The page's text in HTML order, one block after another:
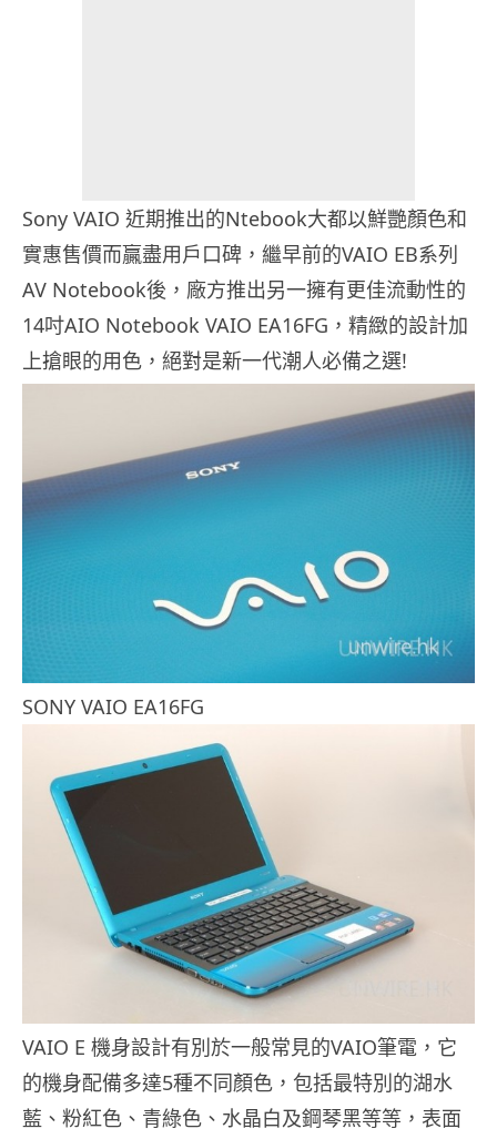
Sony VAIO 近期推出的Ntebook大都以鮮艷顏色和
實惠售價而贏盡用戶口碑，繼早前的VAIO EB系列
AV Notebook後，廠方推出另一擁有更佳流動性的
14吋AIO Notebook VAIO EA16FG，精緻的設計加
上搶眼的用色，絕對是新一代潮人必備之選!
SONY VAIO EA16FG
VAIO E 機身設計有別於一般常見的VAIO筆電，它
的機身配備多達5種不同顏色，包括最特別的湖水
藍、粉紅色、青綠色、水晶白及鋼琴黑等等，表面